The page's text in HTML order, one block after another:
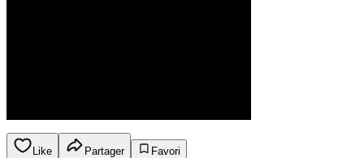
Like Partager
Favori